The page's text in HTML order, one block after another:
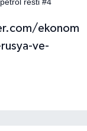
ekonom
ve-